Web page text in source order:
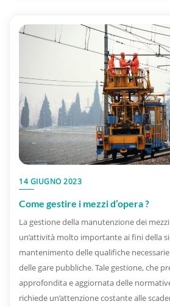
14 GIUGNO 2023
Come gestire i mezzi d’opera ?
La gestione della manutenzione dei
un’attività molto importante ai fini della
mantenimento delle qualifiche
delle gare pubbliche. Tale gestione, che
approfondita e aggiornata delle normative
richiede un’attenzione costante alle